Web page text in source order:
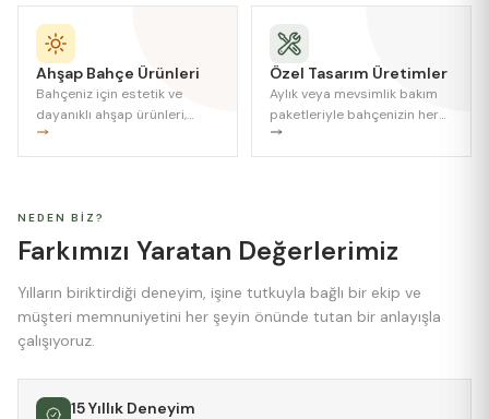
Ahşap Bahçe Ürünleri
Bahçeniz için estetik ve
dayanıklı ahşap ürünleri,
isteğe özel ölçü ve
tasarımlarla üretiyoruz.
Özel Tasarım Üretimler
Aylık veya mevsimlik bakım
paketleriyle bahçenizin her
zaman en iyi görünümde
olması.
NEDEN BIZ?
Farkımızı Yaratan Değerlerimiz
Yılların biriktirdiği deneyim, işine tutkuyla bağlı bir ekip ve
müşteri memnuniyetini her şeyin önünde tutan bir anlayışla
çalışıyoruz.
15 Yıllık Deneyim